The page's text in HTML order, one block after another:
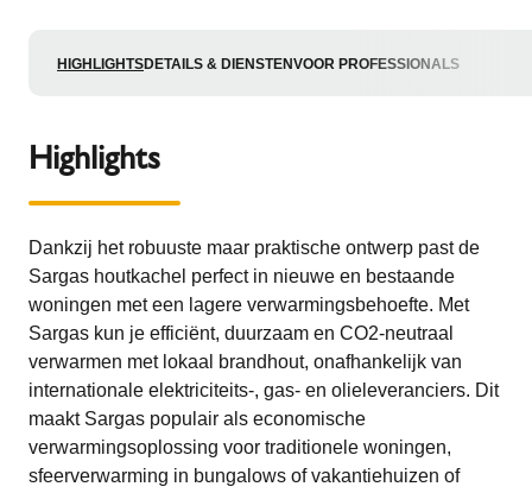
HIGHLIGHTSDETAILS & DIENSTENVOOR PROFESSIONALS
Highlights
Dankzij het robuuste maar praktische ontwerp past de
Sargas houtkachel perfect in nieuwe en bestaande
woningen met een lagere verwarmingsbehoefte. Met
Sargas kun je efficiënt, duurzaam en CO2-neutraal
verwarmen met lokaal brandhout, onafhankelijk van
internationale elektriciteits-, gas- en olieleveranciers. Dit
maakt Sargas populair als economische
verwarmingsoplossing voor traditionele woningen,
sfeerverwarming in bungalows of vakantiehuizen of